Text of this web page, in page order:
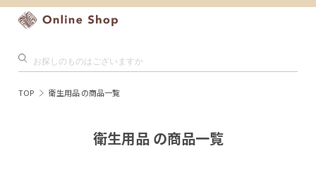
TOP 衛生用品 の商品一覧
衛生用品 の商品一覧